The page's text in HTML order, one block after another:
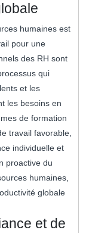
humaines est
pour une
des RH sont
qui
et les
les besoins en
de formation
travail favorable,
individuelle et
proactive du
humaines,
globale
et de